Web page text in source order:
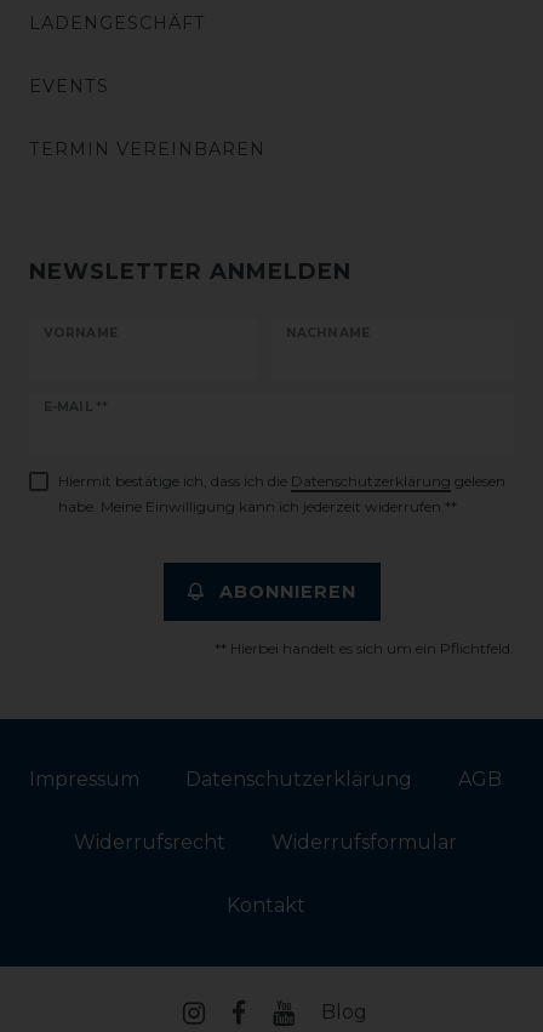
LADENGESCHÄFT
EVENTS
TERMIN VEREINBAREN
NEWSLETTER ANMELDEN
VORNAME NACHNAME
E-MAIL **
Newsletter
Hiermit bestätige ich, dass ich die Daten­schutz­erklärung gelesen
habe. Meine Einwilligung kann ich jederzeit widerrufen.**
ABONNIEREN
** Hierbei handelt es sich um ein Pflichtfeld.
Impressum Daten­schutz­erklärung AGB
Widerrufs­recht Widerrufs­formular
Kontakt
Blog